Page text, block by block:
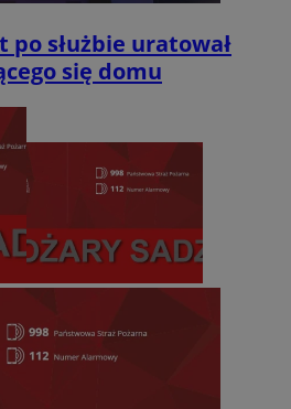
służbie uratował
się domu